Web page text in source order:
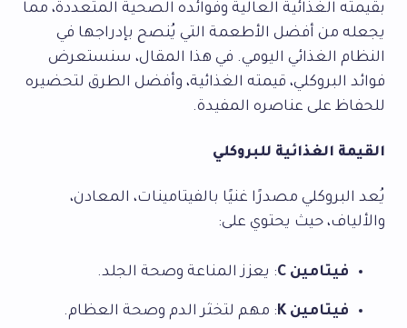
بقيمته الغذائية العالية وفوائده الصحية المتعددة، مما
يجعله من أفضل الأطعمة التي يُنصح بإدراجها في
النظام الغذائي اليومي. في هذا المقال، سنستعرض
فوائد البروكلي، قيمته الغذائية، وأفضل الطرق لتحضيره
للحفاظ على عناصره المفيدة.
القيمة الغذائية للبروكلي
يُعد البروكلي مصدرًا غنيًا بالفيتامينات، المعادن،
والألياف، حيث يحتوي على:
فيتامين C : يعزز المناعة وصحة الجلد.
فيتامين K : مهم لتخثر الدم وصحة العظام.